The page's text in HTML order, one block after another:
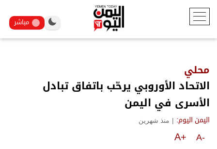
مباشر
محلي
الاتحاد الأوروبي يرحّب باتفاق تبادل
الأسرى في اليمن
اليمن اليوم: | منذ شهرين
A-
A+